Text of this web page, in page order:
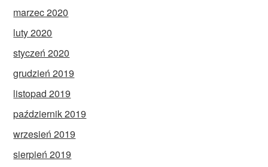
marzec 2020
luty 2020
styczeń 2020
grudzień 2019
listopad 2019
październik 2019
wrzesień 2019
sierpień 2019